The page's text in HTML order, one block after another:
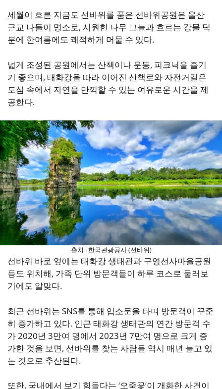
세월이 흐른 지금도 선바위를 품은 선바위공원은 울산
근교 나들이 명소로, 시원한 나무 그늘과 흐르는 강물 덕
분에 한여름에도 쾌적하게 머물 수 있다.
넓게 조성된 공원에서는 산책이나 운동, 피크닉을 즐기
기 좋으며, 태화강을 따라 이어진 산책로와 자전거길은
도심 속에서 자연을 만끽할 수 있는 여유로운 시간을 제
공한다.
출처 : 한국관광공사 (선바위)
선바위 바로 옆에는 태화강 생태관과 구영선사마을공원
등도 위치해, 가족 단위 방문객들이 하루 코스로 둘러보
기에도 알맞다.
최근 선바위는 SNS를 통해 입소문을 타며 방문객이 꾸준
히 증가하고 있다. 인근 태화강 생태관의 연간 방문객 수
가 2020년 3만여 명에서 2023년 7만여 명으로 크게 증
가한 것을 보면, 선바위를 찾는 사람들 역시 매년 늘고 있
는 것으로 추산된다.
또한, 국내에서 보기 힘들다는 ‘오죽꽃’이 개화한 사건이